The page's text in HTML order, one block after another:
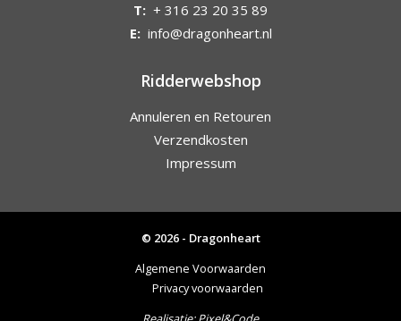
T: + 316 23 20 35 89
E: info@dragonheart.nl
Ridderwebshop
Annuleren en Retouren
Verzendkosten
Impressum
© 2026 - Dragonheart
Algemene Voorwaarden
Privacy voorwaarden